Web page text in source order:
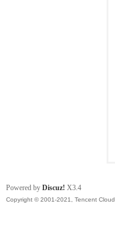
Powered by Discuz! X3.4
Copyright © 2001-2021, Tencent Cloud.